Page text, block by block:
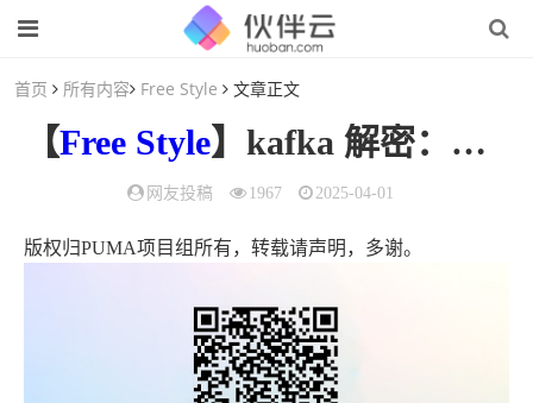
首页 所有内容 Free Style 文章正文
【Free Style】kafka 解密：破除单机topic数多性能下降魔咒 (上)
网友投稿 1967 2025-04-01
版权归PUMA项目组所有，转载请声明，多谢。